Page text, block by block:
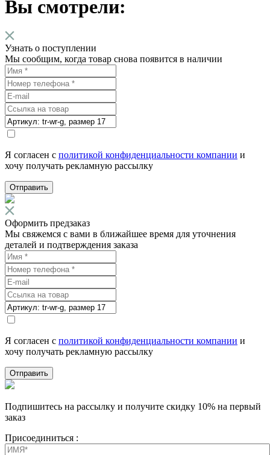
Вы смотрели:
Узнать о поступлении
Мы сообщим, когда товар снова появится в наличии
Я согласен с политикой конфиденциальности компании и
хочу получать рекламную рассылку
Отправить
Оформить предзаказ
Мы свяжемся с вами в ближайшее время для уточнения
деталей и подтверждения заказа
Я согласен с политикой конфиденциальности компании и
хочу получать рекламную рассылку
Отправить
Подпишитесь на рассылку и получите скидку 10% на первый
заказ
Присоединиться :